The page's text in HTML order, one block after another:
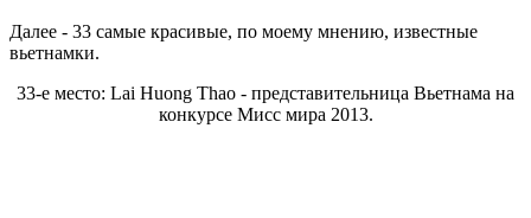
Далее - 33 самые красивые, по моему мнению, известные
вьетнамки.
33-е место: Lai Huong Thao - представительница Вьетнама на
конкурсе Мисс мира 2013.